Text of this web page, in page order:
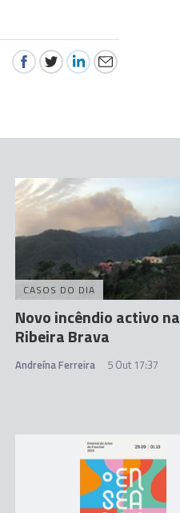
CASOS DO DIA
Novo incêndio activo na
Ribeira Brava
Andreína Ferreira 5 Out 17:37